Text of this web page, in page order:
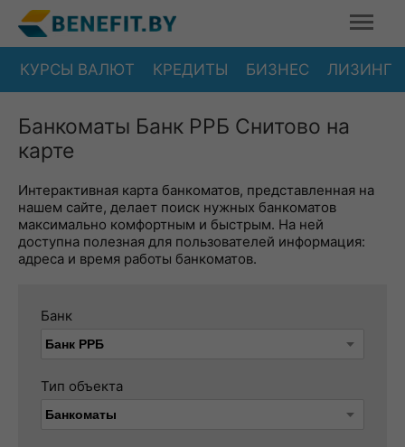
КУРСЫ ВАЛЮТ КРЕДИТЫ БИЗНЕС ЛИЗИНГ
Банкоматы Банк РРБ Снитово на
карте
Интерактивная карта банкоматов, представленная на
нашем сайте, делает поиск нужных банкоматов
максимально комфортным и быстрым. На ней
доступна полезная для пользователей информация:
адреса и время работы банкоматов.
Банк
Тип объекта